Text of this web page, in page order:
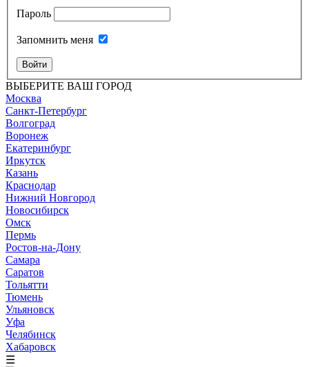
Пароль
Запомнить меня
Войти
ВЫБЕРИТЕ ВАШ ГОРОД
Москва
Санкт-Петербург
Волгоград
Воронеж
Екатеринбург
Иркутск
Казань
Краснодар
Нижний Новгород
Новосибирск
Омск
Пермь
Ростов-на-Дону
Самара
Саратов
Тольятти
Тюмень
Ульяновск
Уфа
Челябинск
Хабаровск
☰